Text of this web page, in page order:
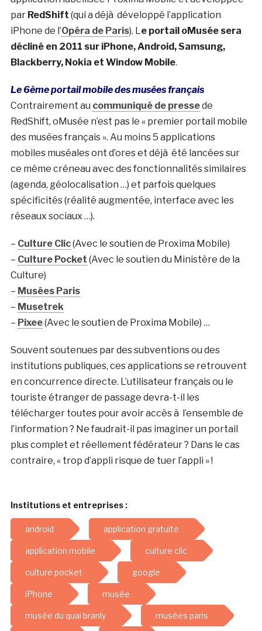
par RedShift (qui a déjà développé l’application
iPhone de l’Opéra de Paris). L e portail oMusée sera
décliné en 2011 sur iPhone, Android, Samsung,
Blackberry, Nokia et Window Mobile.
Le 6ème portail mobile des musées français
Contrairement au communiqué de pressede
RedShift, oMusée n’est pas le « premier portail mobile
des musées français ». Au moins 5 applications
mobiles muséales ont d’ores et déjà été lancées sur
ce même créneau avec des fonctionnalités similaires
(agenda, géolocalisation …) et parfois quelques
spécificités (réalité augmentée, interface avec les
réseaux sociaux …).
– Culture Clic(Avec le soutien de Proxima Mobile)
– Culture Pocket (Avec le soutien du Ministère de la
Culture)
– Musées Paris
– Musetrek
– Pixee(Avec le soutien de Proxima Mobile) …
Souvent soutenues par des subventions ou des
institutions publiques, ces applications se retrouvent
en concurrence directe. L’utilisateur français ou le
touriste étranger de passage devra-t-il les
télécharger toutes pour avoir accès à l’ensemble de
l’information ? Ne faudrait-il pas imaginer un portail
plus complet et réellement fédérateur ? Dans le cas
contraire, « trop d’appli risque de tuer l’appli » !
Institutions et entreprises :
android application gratuite
application mobile culture clic
culture pocket google
iPhone musée
musée du quai branly musées paris